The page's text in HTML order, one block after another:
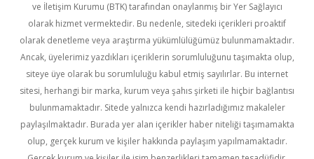
ve İletişim Kurumu (BTK) tarafından onaylanmış bir Yer Sağlayıcı
olarak hizmet vermektedir. Bu nedenle, sitedeki içerikleri proaktif
olarak denetleme veya araştırma yükümlülüğümüz bulunmamaktadır.
Ancak, üyelerimiz yazdıkları içeriklerin sorumluluğunu taşımakta olup,
siteye üye olarak bu sorumluluğu kabul etmiş sayılırlar. Bu internet
sitesi, herhangi bir marka, kurum veya şahıs şirketi ile hiçbir bağlantısı
bulunmamaktadır. Sitede yalnızca kendi hazırladığımız makaleler
paylaşılmaktadır. Burada yer alan içerikler haber niteliği taşımamakta
olup, gerçek kurum ve kişiler hakkında paylaşım yapılmamaktadır.